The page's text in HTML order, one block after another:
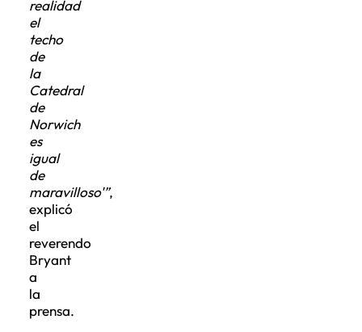
realidad
el
techo
de
la
Catedral
de
Norwich
es
igual
de
maravilloso'”,
explicó
el
reverendo
Bryant
a
la
prensa.